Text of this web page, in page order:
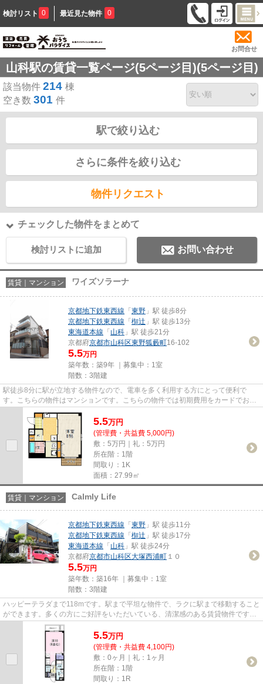
検討リスト 0 最近見た物件 0
お問合せ
山科駅の賃貸一覧ページ(5ページ目)(5ページ目)
該当物件 214 棟
空き数 301 件
駅で絞り込む
さらに条件を絞り込む
物件リクエスト
チェックした物件をまとめて
検討リストに追加 お問い合わせ
賃貸｜マンション ワイズソラーナ
京都地下鉄東西線 「 東野 」駅 徒歩8分
京都地下鉄東西線 「 椥辻 」駅 徒歩13分
東海道本線 「 山科 」駅 徒歩21分
京都府京都市山科区東野狐藪町16-102
5.5万円
築年数：築9年 ｜募集中： 1室
階数：3階建
駅徒歩8分に駅が立地する物件なので、電車を多く利用する方にとって便利で
す。こちらの物件はマンションです。こちらの物件では初期費用をカードでお支
払いいただけます。こだわりポイ...
5.5万円
(管理費・共益費 5,000円)
敷：5万円｜礼：5万円
所在階：1階
間取り：1K
面積：27.99㎡
賃貸｜マンション Calmly Life
京都地下鉄東西線 「 東野 」駅 徒歩11分
京都地下鉄東西線 「 椥辻 」駅 徒歩17分
東海道本線 「 山科 」駅 徒歩24分
京都府京都市山科区大塚西浦町 １０
5.5万円
築年数：築16年 ｜募集中： 1室
階数：3階建
ハッピーテラダまで118mです。駅まで平坦な物件で、ラクに駅まで移動すること
ができます。多くの方にご好評をいただいている、清潔感のある賃貸物件です。
当社イチオシの物件の「Calml...
5.5万円
(管理費・共益費 4,100円)
敷：0ヶ月｜礼：1ヶ月
所在階：1階
間取り：1R